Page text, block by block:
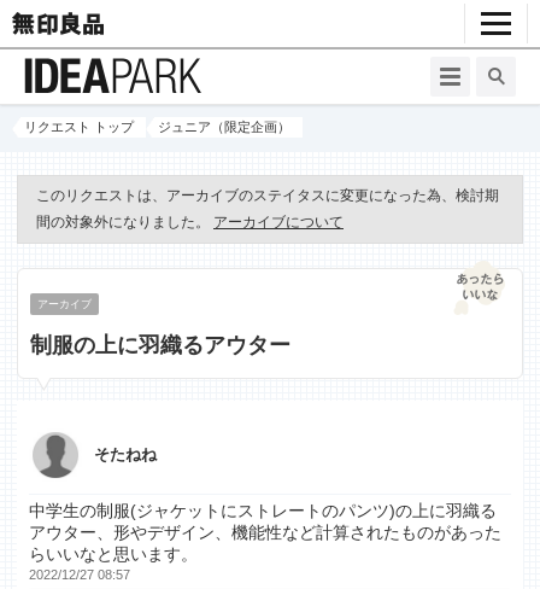
リクエスト トップ ジュニア（限定企画）
このリクエストは、アーカイブのステイタスに変更になった為、検討期
間の対象外になりました。
アーカイブについて
アーカイブ
制服の上に羽織るアウター
そたねね
中学生の制服(ジャケットにストレートのパンツ)の上に羽織る
アウター、形やデザイン、機能性など計算されたものがあった
らいいなと思います。
2022/12/27 08:57